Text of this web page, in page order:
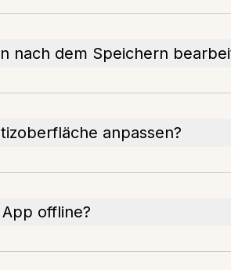
nach dem Speichern
anpassen?
offline?